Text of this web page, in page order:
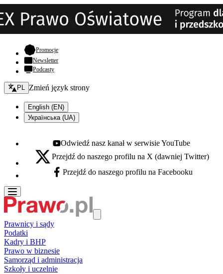
Promocje- otwiera się w nowej karcie
Newsletter
Podcasty
Zmień język - bieżący:
PL Zmień język strony
English (EN)
Українська (UA)
Youtube - otwiera się w nowej karcie
Odwiedź nasz kanał w serwisie YouTube
X - otwiera się w nowej karcie
Przejdź do naszego profilu na X (dawniej Twitter)
Facebook - otwiera się w nowej karcie
Przejdź do naszego profilu na Facebooku
Prawnicy i sądy
Podatki
Kadry i BHP
Prawo w biznesie
Samorząd i administracja
Szkoły i uczelnie